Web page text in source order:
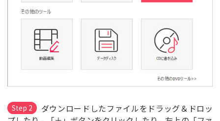
Step 2
ダウンロードしたファイルをドラッグ＆ドロッ